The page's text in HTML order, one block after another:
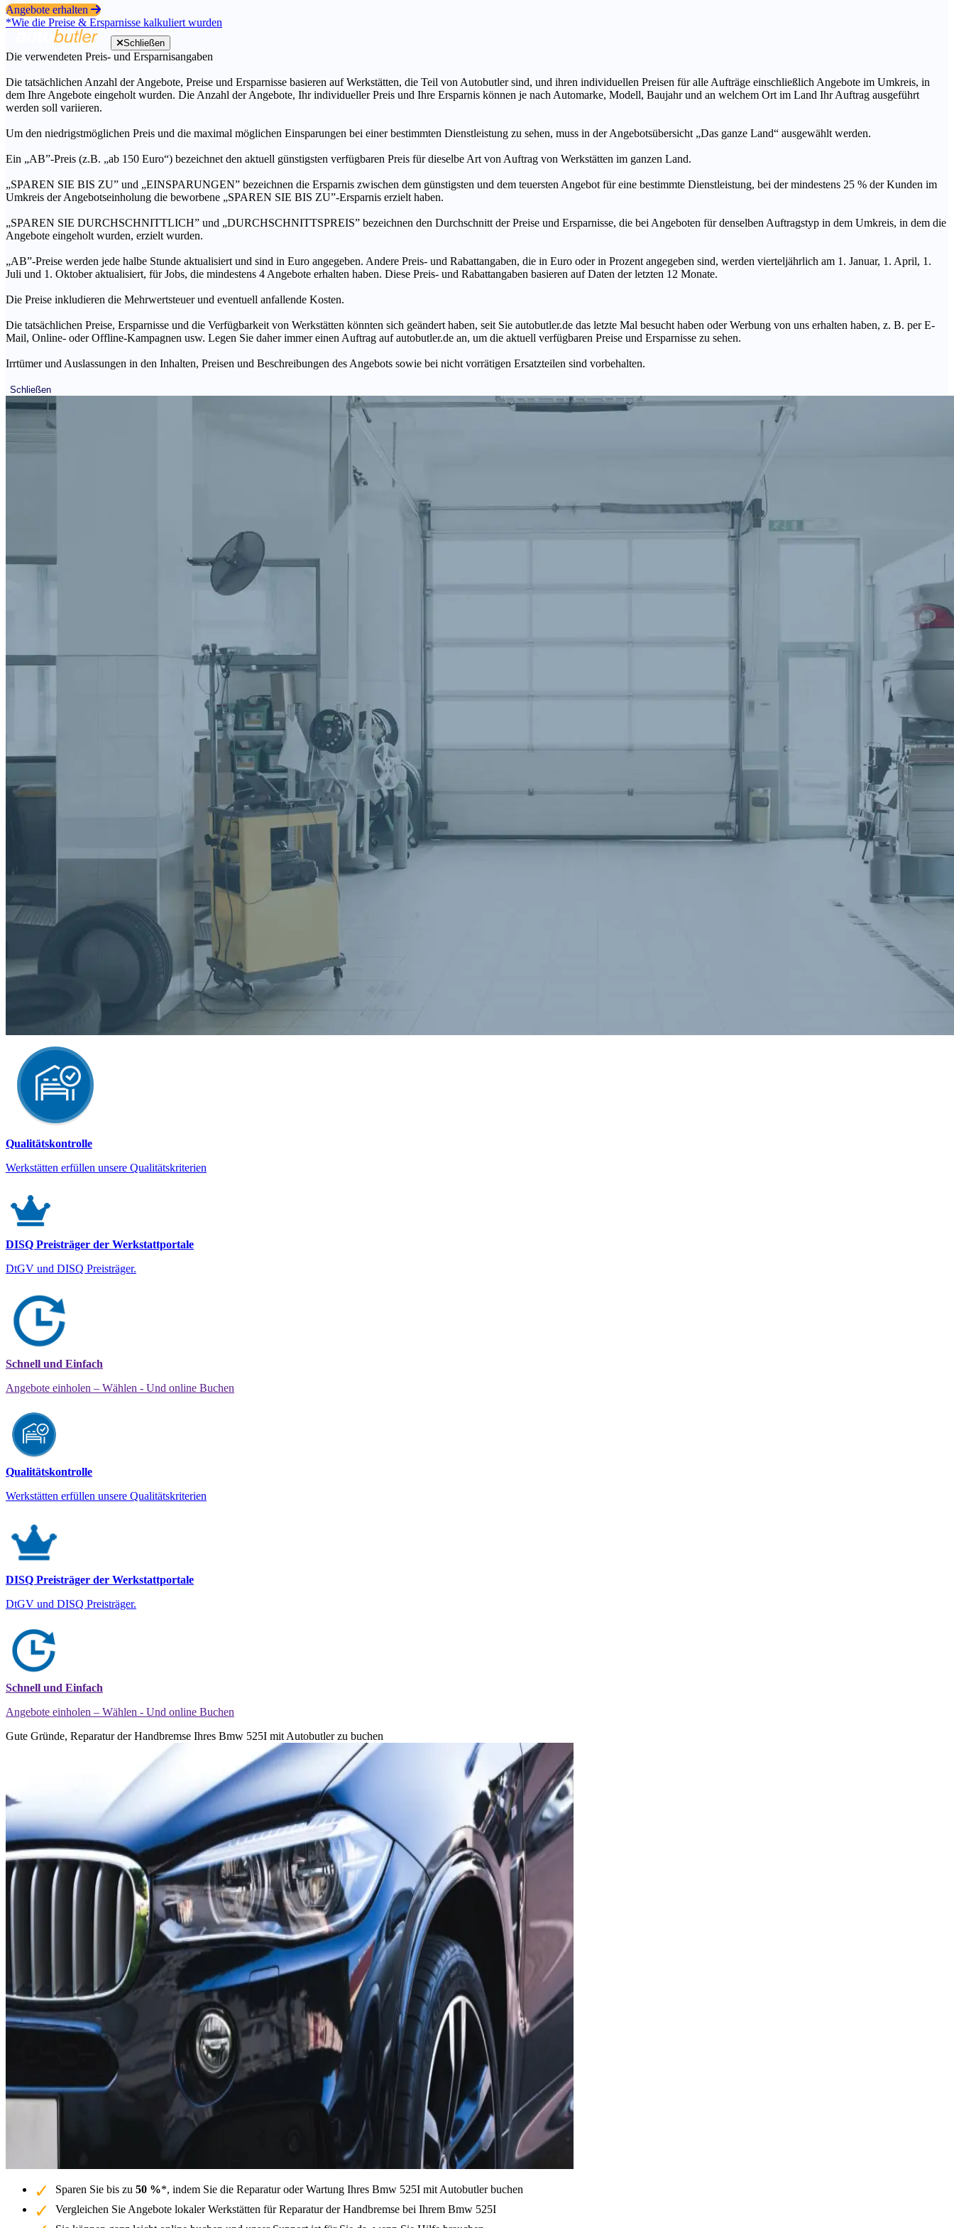
Angebote erhalten
*Wie die Preise & Ersparnisse kalkuliert wurden
Schließen
Die verwendeten Preis- und Ersparnisangaben
Die tatsächlichen Anzahl der Angebote, Preise und Ersparnisse basieren auf Werkstätten, die Teil von Autobutler sind, und ihren individuellen Preisen für alle Aufträge einschließlich Angebote im Umkreis, in
dem Ihre Angebote eingeholt wurden. Die Anzahl der Angebote, Ihr individueller Preis und Ihre Ersparnis können je nach Automarke, Modell, Baujahr und an welchem Ort im Land Ihr Auftrag ausgeführt
werden soll variieren.
Um den niedrigstmöglichen Preis und die maximal möglichen Einsparungen bei einer bestimmten Dienstleistung zu sehen, muss in der Angebotsübersicht „Das ganze Land“ ausgewählt werden.
Ein „AB”-Preis (z.B. „ab 150 Euro“) bezeichnet den aktuell günstigsten verfügbaren Preis für dieselbe Art von Auftrag von Werkstätten im ganzen Land.
„SPAREN SIE BIS ZU” und „EINSPARUNGEN” bezeichnen die Ersparnis zwischen dem günstigsten und dem teuersten Angebot für eine bestimmte Dienstleistung, bei der mindestens 25 % der Kunden im
Umkreis der Angebotseinholung die beworbene „SPAREN SIE BIS ZU”-Ersparnis erzielt haben.
„SPAREN SIE DURCHSCHNITTLICH” und „DURCHSCHNITTSPREIS” bezeichnen den Durchschnitt der Preise und Ersparnisse, die bei Angeboten für denselben Auftragstyp in dem Umkreis, in dem die
Angebote eingeholt wurden, erzielt wurden.
„AB”-Preise werden jede halbe Stunde aktualisiert und sind in Euro angegeben. Andere Preis- und Rabattangaben, die in Euro oder in Prozent angegeben sind, werden vierteljährlich am 1. Januar, 1. April, 1.
Juli und 1. Oktober aktualisiert, für Jobs, die mindestens 4 Angebote erhalten haben. Diese Preis- und Rabattangaben basieren auf Daten der letzten 12 Monate.
Die Preise inkludieren die Mehrwertsteuer und eventuell anfallende Kosten.
Die tatsächlichen Preise, Ersparnisse und die Verfügbarkeit von Werkstätten könnten sich geändert haben, seit Sie autobutler.de das letzte Mal besucht haben oder Werbung von uns erhalten haben, z. B. per E-
Mail, Online- oder Offline-Kampagnen usw. Legen Sie daher immer einen Auftrag auf autobutler.de an, um die aktuell verfügbaren Preise und Ersparnisse zu sehen.
Irrtümer und Auslassungen in den Inhalten, Preisen und Beschreibungen des Angebots sowie bei nicht vorrätigen Ersatzteilen sind vorbehalten.
Schließen
Qualitätskontrolle
Werkstätten erfüllen unsere Qualitätskriterien
DISQ Preisträger der Werkstattportale
DtGV und DISQ Preisträger.
Schnell und Einfach
Angebote einholen – Wählen - Und online Buchen
Qualitätskontrolle
Werkstätten erfüllen unsere Qualitätskriterien
DISQ Preisträger der Werkstattportale
DtGV und DISQ Preisträger.
Schnell und Einfach
Angebote einholen – Wählen - Und online Buchen
Gute Gründe, Reparatur der Handbremse Ihres Bmw 525I mit Autobutler zu buchen
Sparen Sie bis zu 50 %*, indem Sie die Reparatur oder Wartung Ihres Bmw 525I mit Autobutler buchen
Vergleichen Sie Angebote lokaler Werkstätten für Reparatur der Handbremse bei Ihrem Bmw 525I